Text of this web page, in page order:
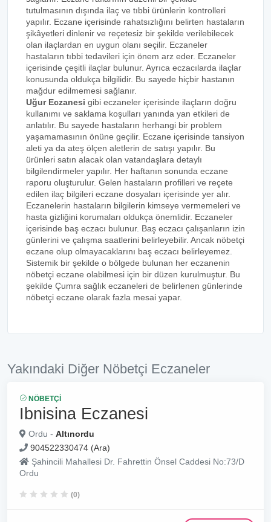
tutulmasının dışında ilaç ve tıbbi ürünlerin kontrolleri
yapılır. Eczane içerisinde rahatsızlığını belirten hastaların
şikâyetleri dinlenir ve reçetesiz bir şekilde verilebilecek
olan ilaçlardan en uygun olanı seçilir. Eczaneler
hastaların tıbbi tedavileri için önem arz eder. Eczaneler
içerisinde çeşitli ilaçlar bulunur. Ayrıca eczacılarda ilaçlar
konusunda oldukça bilgilidir. Bu sayede hiçbir hastanın
mağdur edilmemesi sağlanır.
Uğur Eczanesi gibi eczaneler içerisinde ilaçların doğru
kullanımı ve saklama koşulları yanında yan etkileri de
anlatılır. Bu sayede hastaların herhangi bir problem
yaşamamasının önüne geçilir. Eczane içerisinde tansiyon
aleti ya da ateş ölçen aletlerin de satışı yapılır. Bu
ürünleri satın alacak olan vatandaşlara detaylı
bilgilendirmeler yapılır. Her haftanın sonunda eczane
raporu oluşturulur. Gelen hastaların profilleri ve reçete
edilen ilaç bilgileri eczane dosyaları içerisinde yer alır.
Eczanelerin hastaların bilgilerin kimseye vermemeleri ve
hasta gizliğini korumaları oldukça önemlidir. Eczaneler
içerisinde baş eczacı bulunur. Baş eczacı çalışanların izin
günlerini ve çalışma saatlerini belirleyebilir. Ancak nöbetçi
eczane olup olmayacaklarını baş eczacı belirleyemez.
Sistemik bir şekilde o bölgede bulunan her eczanenin
nöbetçi eczane olabilmesi için bir düzen kurulmuştur. Bu
şekilde Çumra sağlık eczaneleri de belirlenen günlerinde
nöbetçi eczane olarak fazla mesai yapar.
Yakındaki Diğer Nöbetçi Eczaneler
NÖBETÇI
Ibnisina Eczanesi
Ordu - Altınordu
904522330474 (Ara)
Şahincili Mahallesi Dr. Fahrettin Önsel Caddesi No:73/D
Ordu
(0)